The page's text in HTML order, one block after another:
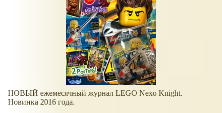
НОВЫЙ ежемесячный журнал LEGO Nexo Knight.
Новинка 2016 года.